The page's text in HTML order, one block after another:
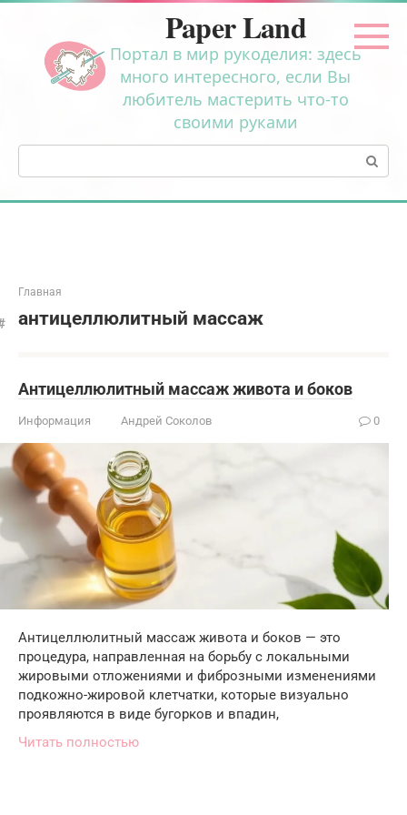
Перейти
контенту
Paper Land
Портал в мир рукоделия: здесь
много интересного, если Вы
любитель мастерить что-то
своими руками
Поиск:
Главная
антицеллюлитный массаж
Антицеллюлитный массаж живота и боков
Информация Андрей Соколов 0
Антицеллюлитный массаж живота и боков — это
процедура, направленная на борьбу с локальными
жировыми отложениями и фиброзными изменениями
подкожно-жировой клетчатки, которые визуально
проявляются в виде бугорков и впадин,
Читать полностью